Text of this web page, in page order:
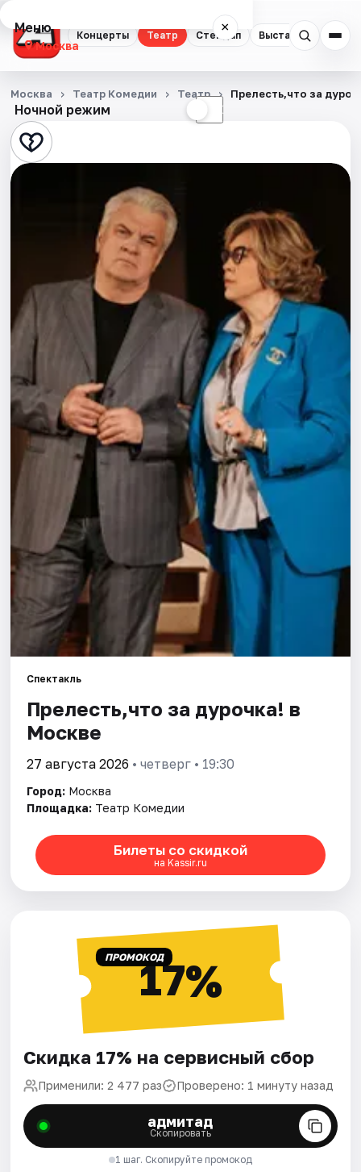
Концерты Театр Стендап Выставки
Меню ×
Москва
Концерты
Театр
Стендап
Спорт
События
Города
Площадки
Артисты
Рейтинги
Ночной режим ☾
Москва Театр Комедии Театр Прелесть,что за
Спектакль
Прелесть,что за дурочка! в
Москве
27 августа 2026 • четверг • 19:30
Город: Москва
Площадка: Театр Комедии
Билеты со скидкой
на Kassir.ru
ПРОМОКОД17%
Скидка 17% на сервисный сбор
Применили: 2 477 раз Проверено: 1 минуту назад
адмитад
Скопировать
1 шаг. Скопируйте промокод